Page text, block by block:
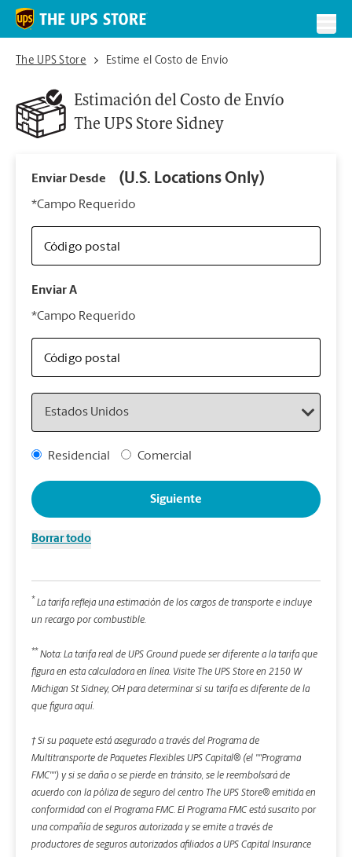
Skip to content
Return to Nav
The UPS Store
The UPS Store SidneyEstime el Costo de Envío
Estimación del Costo de Envío
The UPS Store Sidney
Enviar Desde (U.S. Locations Only)
*Campo Requerido
Código postal
Enviar A
*Campo Requerido
Código postal
Address Type
Residencial Comercial
Borrar todo
Siguiente
* La tarifa refleja una estimación de los cargos de transporte e incluye
un recargo por combustible.
** Nota: La tarifa real de UPS Ground puede ser diferente a la tarifa que
figura en esta calculadora en línea. Visite The UPS Store en 2150 W
Michigan St Sidney, OH para determinar si su tarifa es diferente de la
que figura aquí.
† Si su paquete está asegurado a través del Programa de
Multitransporte de Paquetes Flexibles UPS Capital® (el ""Programa
FMC"") y si se daña o se pierde en tránsito, se le reembolsará de
acuerdo con la póliza de seguro del centro The UPS Store® emitida en
conformidad con el Programa FMC. El Programa FMC está suscrito por
una compañía de seguros autorizada y se emite a través de
productores de seguros autorizados afiliados a UPS Capital Insurance